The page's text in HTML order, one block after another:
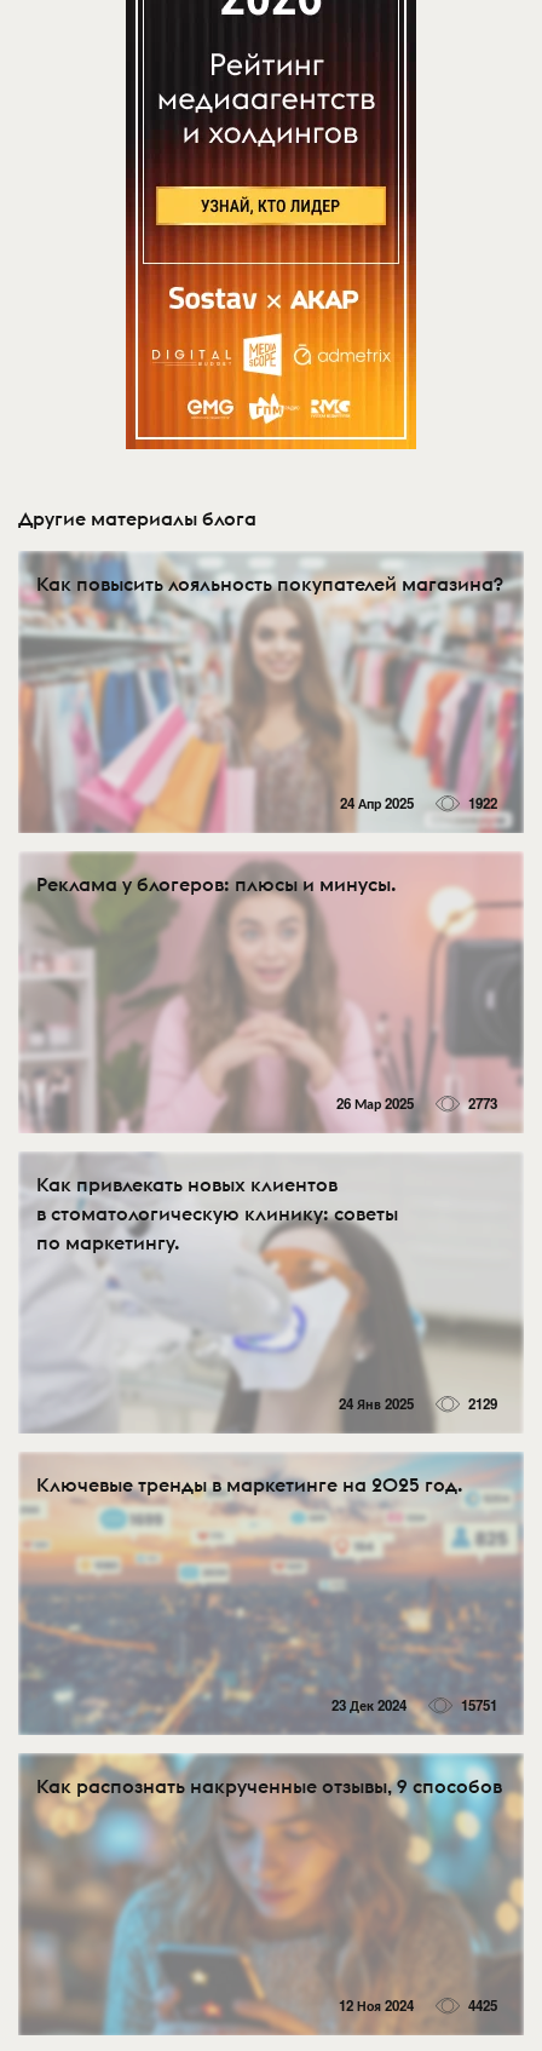
Другие материалы блога
Как повысить лояльность покупателей магазина?
24 Апр 2025 1922
Реклама у блогеров: плюсы и минусы.
26 Мар 2025 2773
Как привлекать новых клиентов
в стоматологическую клинику: советы
по маркетингу.
24 Янв 2025 2129
Ключевые тренды в маркетинге на 2025 год.
23 Дек 2024 15751
Как распознать накрученные отзывы, 9 способов
12 Ноя 2024 4425